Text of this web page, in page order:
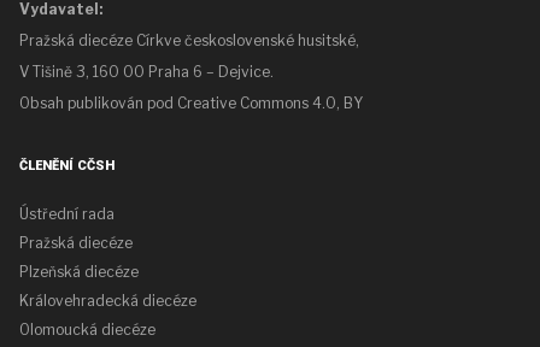
Vydavatel:
Pražská diecéze Církve československé husitské,
V Tišině 3, 160 00 Praha 6 – Dejvice.
Obsah publikován pod Creative Commons 4.0, BY
ČLENĚNÍ CČSH
Ústřední rada
Pražská diecéze
Plzeňská diecéze
Královehradecká diecéze
Olomoucká diecéze